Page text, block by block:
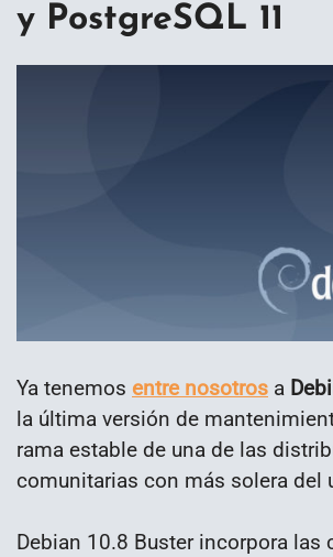
y PostgreSQL 11
Ya tenemos entre nosotros a
la última versión de
rama estable de una de las
comunitarias con más solera del
Debian 10.8 Buster incorpora las